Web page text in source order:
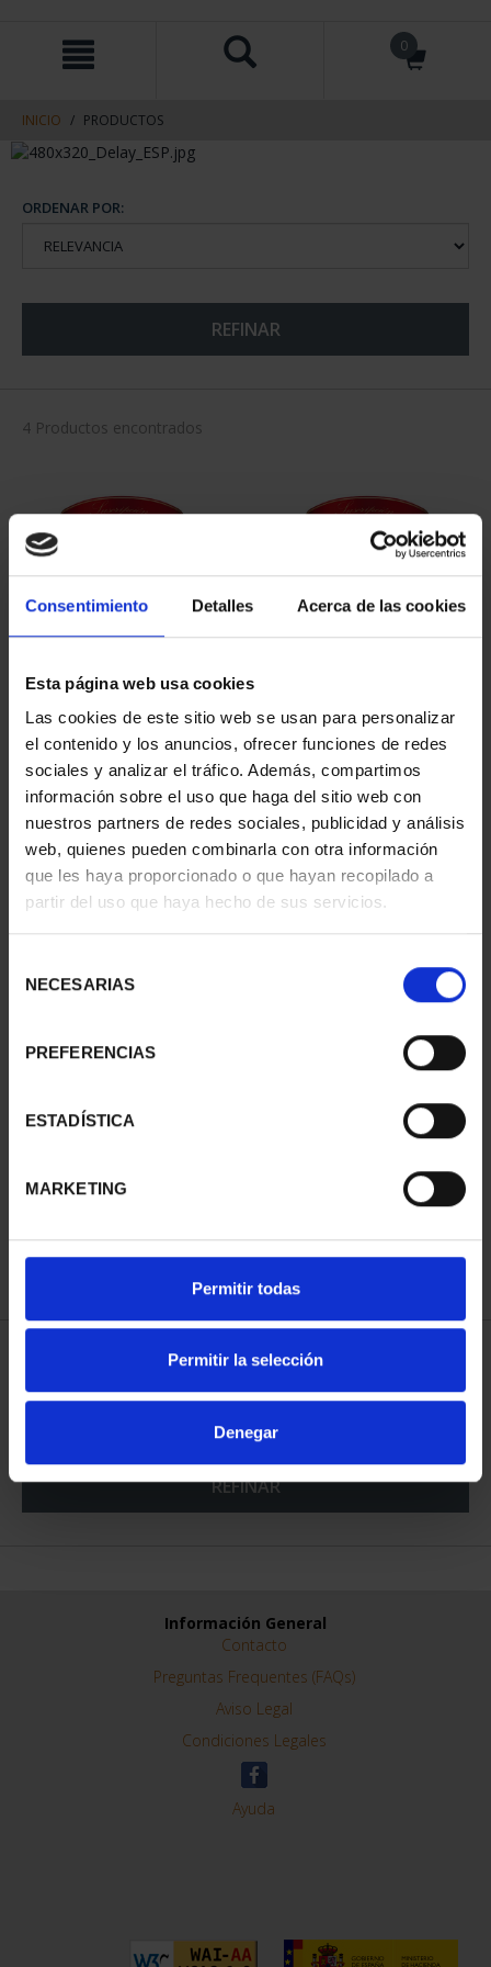
Consentimiento Detalles Acerca de las cookies
Esta página web usa cookies
Las cookies de este sitio web se usan para personalizar
el contenido y los anuncios, ofrecer funciones de redes
sociales y analizar el tráfico. Además, compartimos
información sobre el uso que haga del sitio web con
nuestros partners de redes sociales, publicidad y análisis
web, quienes pueden combinarla con otra información
que les haya proporcionado o que hayan recopilado a
partir del uso que haya hecho de sus servicios.
NECESARIAS
PREFERENCIAS
ESTADÍSTICA
MARKETING
Permitir todas
Permitir la selección
Denegar
contenido
navegacin
0
INICIO PRODUCTOS
ORDENAR POR:
REFINAR
4 Productos encontrados
SUSCRIPCIÓN
CAPITALES DE
PROVINCIA 1
949,00 €
Sólo para usuarios
registrados
SUSCRIPCIÓN
CAPITALES DE
PROVINCIA 2
949,00 €
Sólo para usuarios
registrados
SUSCRIPCIÓN
949,00 €
registrados
SUSCRIPCIÓN
CAPITALES DE
PROVINCIA 4
949,00 €
registrados
REFINAR
Información General
Contacto
Preguntas Frequentes (FAQs)
Aviso Legal
Condiciones Legales
Ayuda